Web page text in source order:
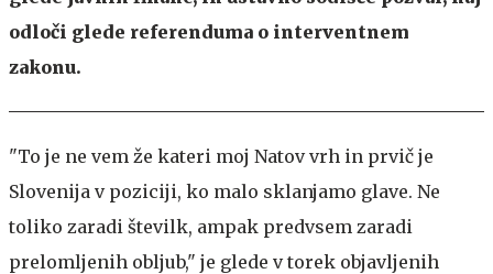
odloči glede referenduma o interventnem
zakonu.
"To je ne vem že kateri moj Natov vrh in prvič je
Slovenija v poziciji, ko malo sklanjamo glave. Ne
toliko zaradi številk, ampak predvsem zaradi
prelomljenih obljub," je glede v torek objavljenih